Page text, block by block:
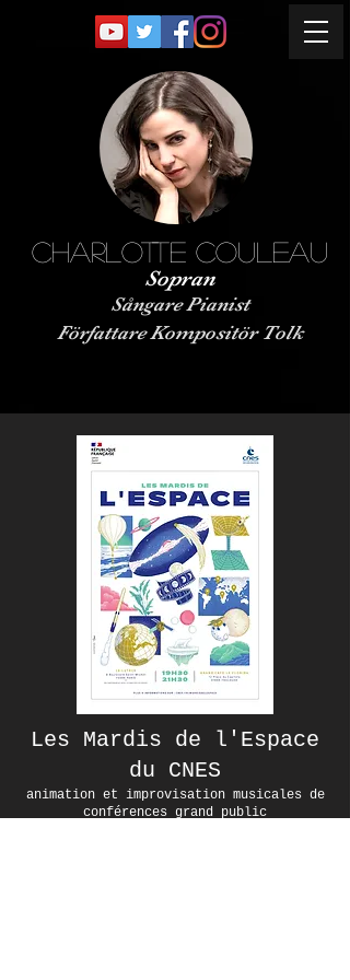
Charlotte Couleau
Sopran
Sångare Pianist
Författare Kompositör Tolk
Les Mardis de l'Espace
du CNES
animation et improvisation musicales de
conférences grand public